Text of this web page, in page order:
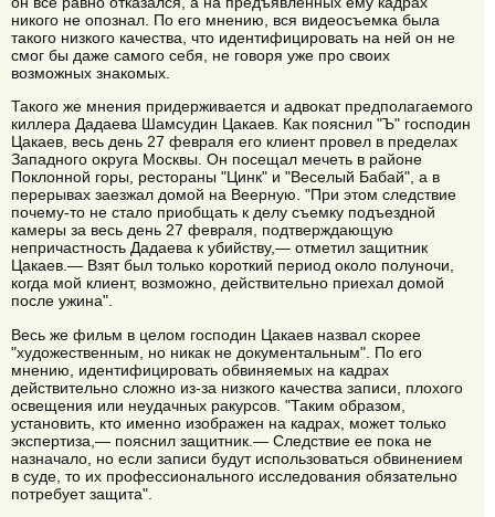
никого не опознал. По его мнению, вся видеосъемка была
такого низкого качества, что идентифицировать на ней он не
смог бы даже самого себя, не говоря уже про своих
возможных знакомых.
Такого же мнения придерживается и адвокат предполагаемого
киллера Дадаева Шамсудин Цакаев. Как пояснил "Ъ" господин
Цакаев, весь день 27 февраля его клиент провел в пределах
Западного округа Москвы. Он посещал мечеть в районе
Поклонной горы, рестораны "Цинк" и "Веселый Бабай", а в
перерывах заезжал домой на Веерную. "При этом следствие
почему-то не стало приобщать к делу съемку подъездной
камеры за весь день 27 февраля, подтверждающую
непричастность Дадаева к убийству,— отметил защитник
Цакаев.— Взят был только короткий период около полуночи,
когда мой клиент, возможно, действительно приехал домой
после ужина".
Весь же фильм в целом господин Цакаев назвал скорее
"художественным, но никак не документальным". По его
мнению, идентифицировать обвиняемых на кадрах
действительно сложно из-за низкого качества записи, плохого
освещения или неудачных ракурсов. "Таким образом,
установить, кто именно изображен на кадрах, может только
экспертиза,— пояснил защитник.— Следствие ее пока не
назначало, но если записи будут использоваться обвинением
в суде, то их профессионального исследования обязательно
потребует защита".